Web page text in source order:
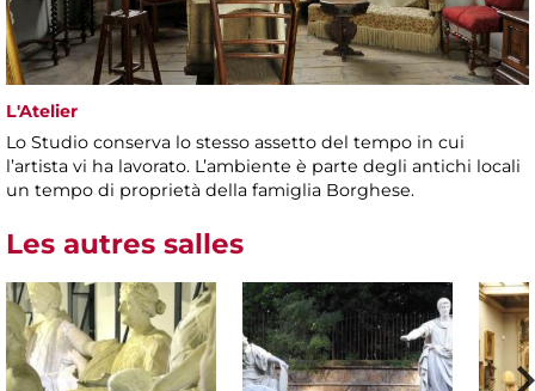
L'Atelier
Lo Studio conserva lo stesso assetto del tempo in cui
l’artista vi ha lavorato. L’ambiente è parte degli antichi locali
un tempo di proprietà della famiglia Borghese.
Les autres salles